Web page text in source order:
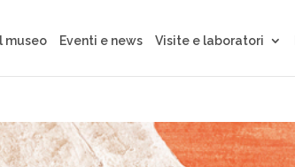
Il museo Eventi e news Visite e laboratori